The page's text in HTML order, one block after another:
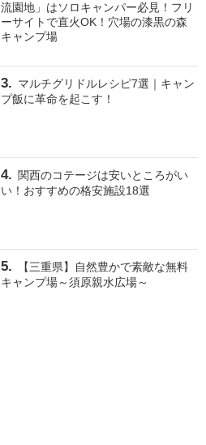
流園地」はソロキャンパー必見！フリ
ーサイトで直火OK！穴場の漆黒の森
キャンプ場
マルチグリドルレシピ7選｜キャン
プ飯に革命を起こす！
関西のコテージは安いところがい
い！おすすめの格安施設18選
【三重県】自然豊かで素敵な無料
キャンプ場～須原親水広場～